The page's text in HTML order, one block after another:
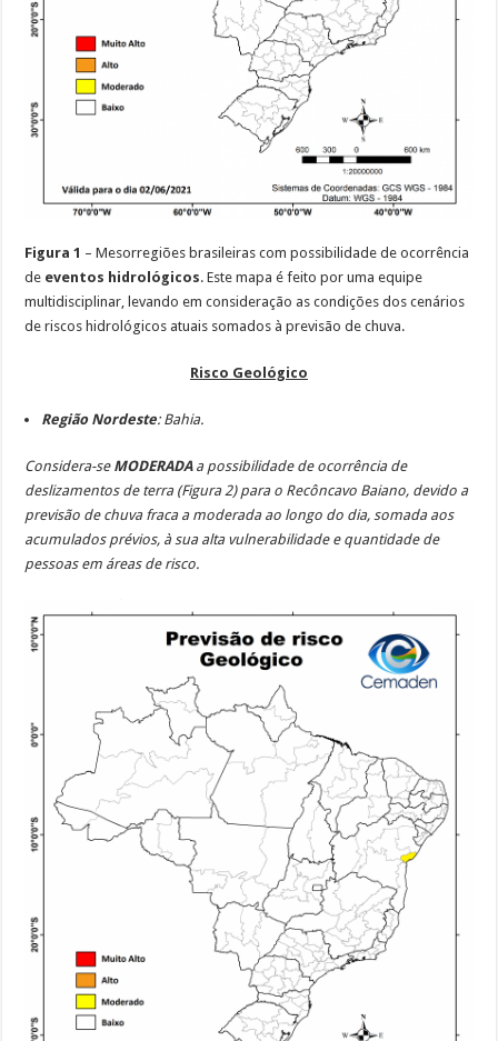
Figura 1 – Mesorregiões brasileiras com possibilidade de ocorrência
de eventos hidrológicos. Este mapa é feito por uma equipe
multidisciplinar, levando em consideração as condições dos cenários
de riscos hidrológicos atuais somados à previsão de chuva.
Risco Geológico
Região Nordeste: Bahia.
Considera-se MODERADAa possibilidade de ocorrência de
deslizamentos de terra (Figura 2) para o Recôncavo Baiano, devido a
previsão de chuva fraca a moderada ao longo do dia, somada aos
acumulados prévios, à sua alta vulnerabilidade e quantidade de
pessoas em áreas de risco.